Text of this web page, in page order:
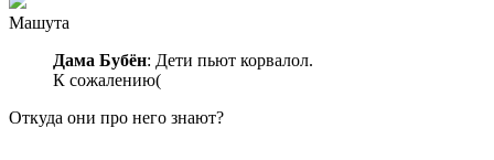
Машута
Дама Бубён: Дети пьют корвалол.
К сожалению(
Откуда они про него знают?